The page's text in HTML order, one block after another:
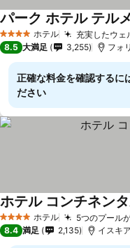
4 ホテルのランク
ホテル 充実したウェ
パーク ホテル テル
8.5 大満足 3,255 フォ
正確な料金を確認するに
ださい
4 ホテルのランク
ホテル 5つのプール
ホテル コンチネン
8.4 満足 2,135 イスキ